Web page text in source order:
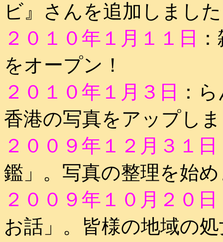
ビ』さんを追加しまし
２０１０年１月１１日
をオープン！
２０１０年１月３日
：
香港の写真をアップし
２００９年１２月３１日
鑑」。写真の整理を始
２００９年１０月２０日
お話」。皆様の地域の